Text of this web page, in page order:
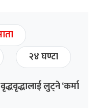
२४ घण्टा
लुट्ने ‘कर्मा